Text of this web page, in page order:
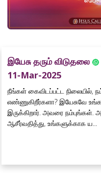
இயேசு தரும் விடுதலை
11-Mar-2025
நீங்கள் கைவிடப்பட்ட நிலையில்,
எண்ணுகிறீர்களா? இயேசுவே
இருக்கிறார். அவரை நம்புங்கள்.
ஆசீர்வதித்து, உங்களுக்காக ய...